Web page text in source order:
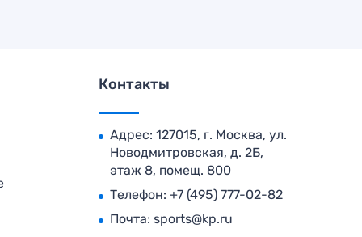
Контакты
Адрес: 127015, г. Москва, ул.
Новодмитровская, д. 2Б,
этаж 8, помещ. 800
Телефон: +7 (495) 777-02-82
Почта: sports@kp.ru